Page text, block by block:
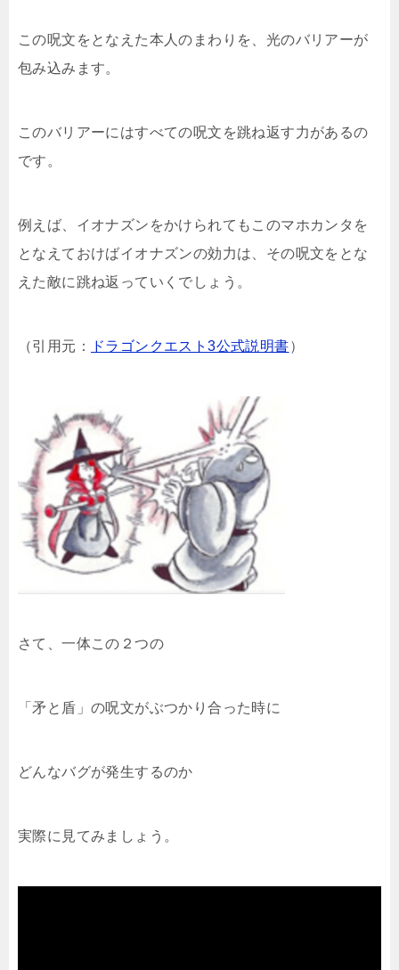
この呪文をとなえた本人のまわりを、光のバリアーが
包み込みます。
このバリアーにはすべての呪文を跳ね返す力があるの
です。
例えば、イオナズンをかけられてもこのマホカンタを
となえておけばイオナズンの効力は、その呪文をとな
えた敵に跳ね返っていくでしょう。
（引用元： ドラゴンクエスト3公式説明書）
さて、一体この２つの
「矛と盾」の呪文がぶつかり合った時に
どんなバグが発生するのか
実際に見てみましょう。